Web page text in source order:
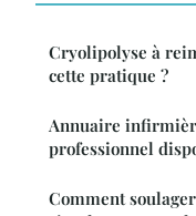
Cryolipolyse à
cette pratique ?
Annuaire
professionnel
Comment